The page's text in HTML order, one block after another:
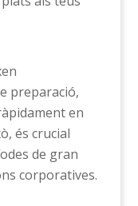
preparació,
en
és crucial
de gran
corporatives.